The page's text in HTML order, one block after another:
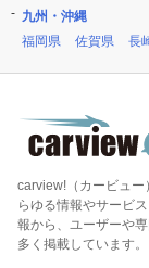
九州・沖縄
福岡県
佐賀県 長
carview!（カービュー
らゆる情報やサービ
報から、ユーザーや
多く掲載しています。